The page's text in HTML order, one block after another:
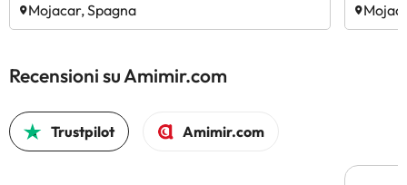
Mojacar, Spagna
Recensioni su Amimir.com
Trustpilot Amimir.com